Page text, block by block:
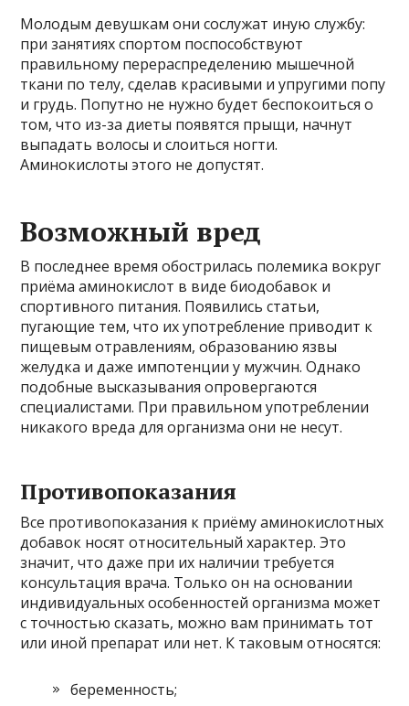
Молодым девушкам они сослужат иную службу:
при занятиях спортом поспособствуют
правильному перераспределению мышечной
ткани по телу, сделав красивыми и упругими попу
и грудь. Попутно не нужно будет беспокоиться о
том, что из-за диеты появятся прыщи, начнут
выпадать волосы и слоиться ногти.
Аминокислоты этого не допустят.
Возможный вред
В последнее время обострилась полемика вокруг
приёма аминокислот в виде биодобавок и
спортивного питания. Появились статьи,
пугающие тем, что их употребление приводит к
пищевым отравлениям, образованию язвы
желудка и даже импотенции у мужчин. Однако
подобные высказывания опровергаются
специалистами. При правильном употреблении
никакого вреда для организма они не несут.
Противопоказания
Все противопоказания к приёму аминокислотных
добавок носят относительный характер. Это
значит, что даже при их наличии требуется
консультация врача. Только он на основании
индивидуальных особенностей организма может
с точностью сказать, можно вам принимать тот
или иной препарат или нет. К таковым относятся:
беременность;